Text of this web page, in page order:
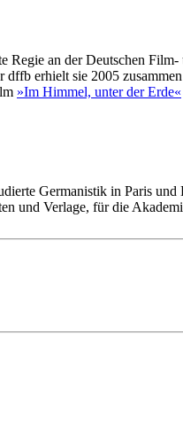
Regie an der Deutschen
dffb erhielt sie 2005
»Im Himmel, unter der Erde«
Germanistik in Paris
und Verlage, für die